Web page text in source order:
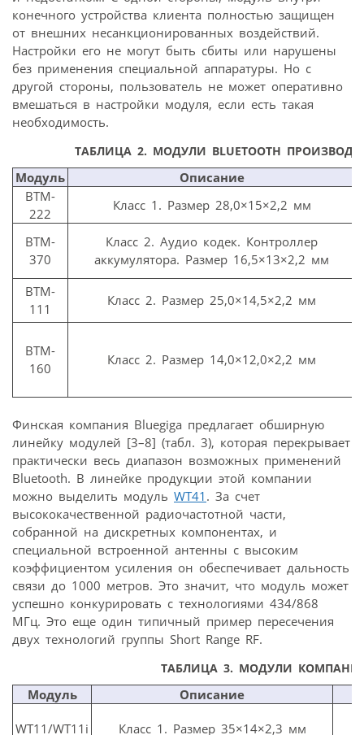
конечного устройства клиента полностью защищен
от внешних несанкционированных воздействий.
Настройки его не могут быть сбиты или нарушены
без применения специальной аппаратуры. Но с
другой стороны, пользователь не может оперативно
вмешаться в настройки модуля, если есть такая
необходимость.
ТАБЛИЦА 2. МОДУЛИ BLUETOOTH
Модуль
Описание
BTM-
222
Класс 1. Размер 28,0×15×2,2 мм
BTM-
370
Класс 2. Аудио кодек. Контроллер
аккумулятора. Размер 16,5×13×2,2 мм
BTM-
111
Класс 2. Размер 25,0×14,5×2,2 мм
BTM-
160
Класс 2. Размер 14,0×12,0×2,2 мм
Финская компания Bluegiga предлагает обширную
линейку модулей [3–8] (табл. 3), которая перекрывает
практически весь диапазон возможных применений
Bluetooth. В линейке продукции этой компании
можно выделить модуль WT41 . За счет
высококачественной радиочастотной части,
собранной на дискретных компонентах, и
специальной встроенной антенны с высоким
коэффициентом усиления он обеспечивает дальность
связи до 1000 метров. Это значит, что модуль может
успешно конкурировать с технологиями 434/868
МГц. Это еще один типичный пример пересечения
двух технологий группы Short Range RF.
ТАБЛИЦА 3. МОДУЛИ КОМПАНИИ
Модуль Описание
WT11/WT11i Класс 1. Размер 35×14×2,3 мм